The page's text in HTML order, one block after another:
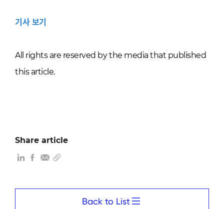
기사 보기
All rights are reserved by the media that published
this article.
Share article
Back to List